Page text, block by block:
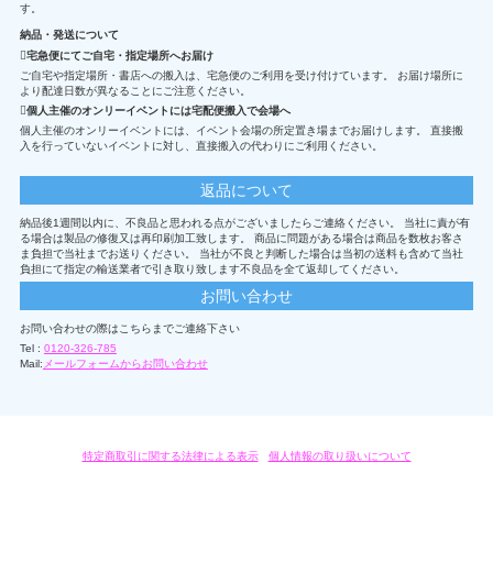
す。
納品・発送について
宅急便にてご自宅・指定場所へお届け
ご自宅や指定場所・書店への搬入は、宅急便のご利用を受け付けています。 お届け場所に
より配達日数が異なることにご注意ください。
個人主催のオンリーイベントには宅配便搬入で会場へ
個人主催のオンリーイベントには、イベント会場の所定置き場までお届けします。 直接搬
入を行っていないイベントに対し、直接搬入の代わりにご利用ください。
返品について
納品後1週間以内に、不良品と思われる点がございましたらご連絡ください。 当社に責が有
る場合は製品の修復又は再印刷加工致します。 商品に問題がある場合は商品を数枚お客さ
ま負担で当社までお送りください。 当社が不良と判断した場合は当初の送料も含めて当社
負担にて指定の輸送業者で引き取り致します不良品を全て返却してください。
お問い合わせ
お問い合わせの際はこちらまでご連絡下さい
Tel : 0120-326-785
Mail: メールフォームからお問い合わせ
特定商取引に関する法律による表示/ 個人情報の取り扱いについて